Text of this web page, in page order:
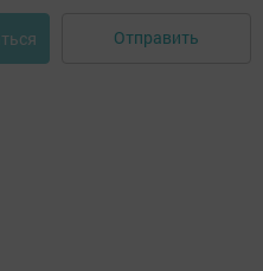
Отправить